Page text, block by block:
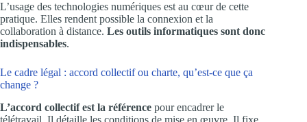
L’usage des technologies numériques est au cœur de cette
pratique. Elles rendent possible la connexion et la
collaboration à distance. Les outils informatiques sont donc
indispensables.
Le cadre légal : accord collectif ou charte, qu’est-ce que ça
change ?
L’accord collectif est la référence pour encadrer le
télétravail. Il détaille les conditions de mise en œuvre. Il fixe